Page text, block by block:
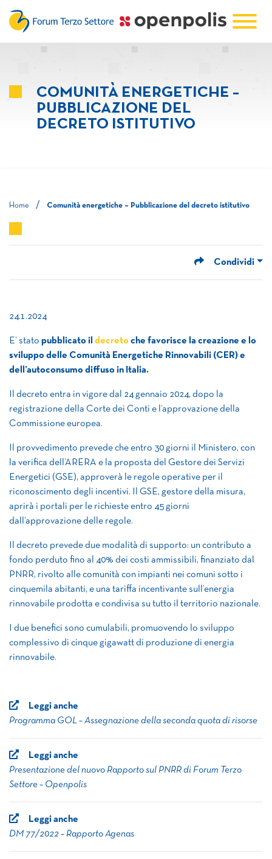
COMUNITÀ ENERGETICHE –
PUBBLICAZIONE DEL
DECRETO ISTITUTIVO
Home / Comunità energetiche – Pubblicazione del decreto istitutivo
Condividi
24.1.2024
E’ stato pubblicato il decreto che favorisce la creazione e lo
sviluppo delle Comunità Energetiche Rinnovabili (CER) e
dell’autoconsumo diffuso in Italia.
Il decreto entra in vigore dal 24 gennaio 2024, dopo la
registrazione della Corte dei Conti e l’approvazione della
Commissione europea.
Il provvedimento prevede che entro 30 giorni il Ministero, con
la verifica dell’ARERA e la proposta del Gestore dei Servizi
Energetici (GSE), approverà le regole operative per il
riconoscimento degli incentivi. Il GSE, gestore della misura,
aprirà i portali per le richieste entro 45 giorni
dall’approvazione delle regole.
Il decreto prevede due modalità di supporto: un contributo a
fondo perduto fino al 40% dei costi ammissibili, finanziato dal
PNRR, rivolto alle comunità con impianti nei comuni sotto i
cinquemila abitanti, e una tariffa incentivante sull’energia
rinnovabile prodotta e condivisa su tutto il territorio nazionale.
I due benefici sono cumulabili, promuovendo lo sviluppo
complessivo di cinque gigawatt di produzione di energia
rinnovabile.
Leggi anche
Programma GOL – Assegnazione della seconda quota di risorse
Leggi anche
Presentazione del nuovo Rapporto sul PNRR di Forum Terzo
Settore – Openpolis
Leggi anche
DM 77/2022 – Rapporto Agenas